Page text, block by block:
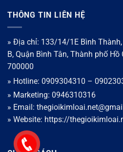
THÔNG TIN LIÊN HỆ
» Địa chỉ: 133/14/1E Bình
B, Quận Bình Tân, Thành phố Hồ
700000
» Hotline: 0909304310 –
» Marketing: 0946310316
» Email:
» Website: https://